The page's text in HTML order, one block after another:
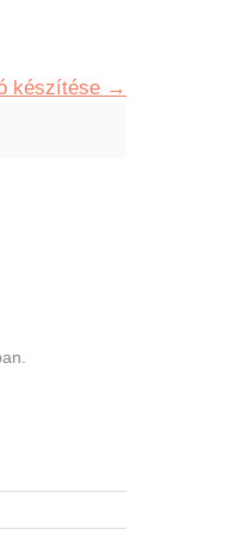
készítése